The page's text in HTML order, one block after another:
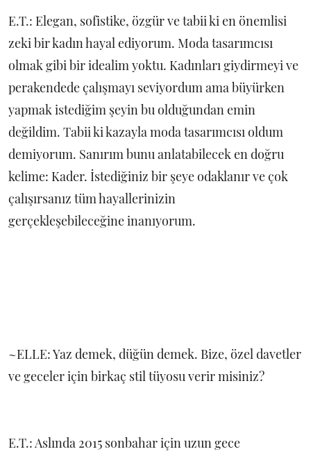
E.T.: Elegan, sofistike, özgür ve tabii ki en önemlisi
zeki bir kadın hayal ediyorum. Moda tasarımcısı
olmak gibi bir idealim yoktu. Kadınları giydirmeyi ve
perakendede çalışmayı seviyordum ama büyürken
yapmak istediğim şeyin bu olduğundan emin
değildim. Tabii ki kazayla moda tasarımcısı oldum
demiyorum. Sanırım bunu anlatabilecek en doğru
kelime: Kader. İstediğiniz bir şeye odaklanır ve çok
çalışırsanız tüm hayallerinizin
gerçekleşebileceğine inanıyorum.
~ELLE: Yaz demek, düğün demek. Bize, özel davetler
ve geceler için birkaç stil tüyosu verir misiniz?
E.T.: Aslında 2015 sonbahar için uzun gece